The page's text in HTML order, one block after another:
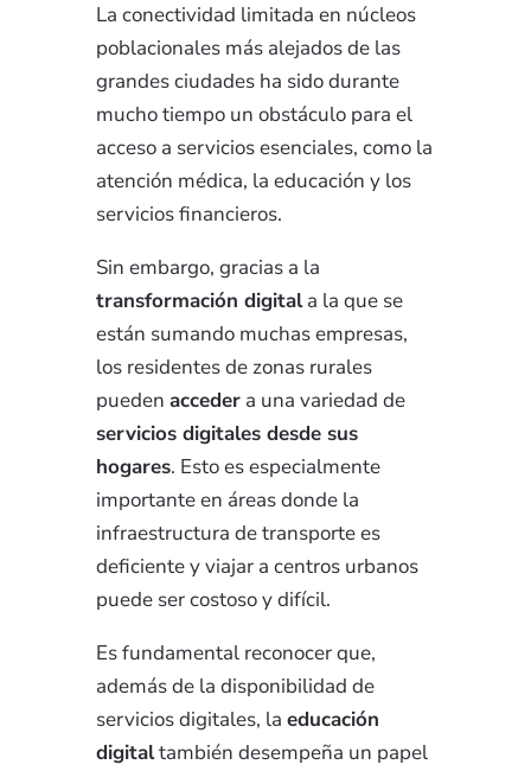
La conectividad limitada en núcleos
poblacionales más alejados de las
grandes ciudades ha sido durante
mucho tiempo un obstáculo para el
acceso a servicios esenciales, como la
atención médica, la educación y los
servicios financieros.
Sin embargo, gracias a la
transformación digitala la que se
están sumando muchas empresas,
los residentes de zonas rurales
pueden accedera una variedad de
servicios digitales desde sus
hogares. Esto es especialmente
importante en áreas donde la
infraestructura de transporte es
deficiente y viajar a centros urbanos
puede ser costoso y difícil.
Es fundamental reconocer que,
además de la disponibilidad de
servicios digitales, la educación
digitaltambién desempeña un papel